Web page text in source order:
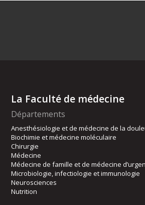
La Faculté de médecine
Départements
Anesthésiologie et de médecine de la
Biochimie et médecine moléculaire
Chirurgie
Médecine
Médecine de famille et de médecine
Microbiologie, infectiologie et immunologie
Neurosciences
Nutrition